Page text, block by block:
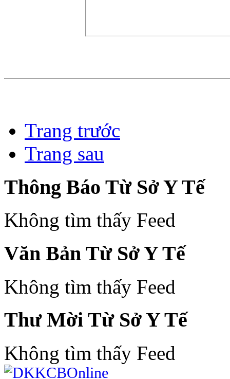
Trang trước
Trang sau
Thông Báo Từ Sở Y Tế
Không tìm thấy Feed
Văn Bản Từ Sở Y Tế
Không tìm thấy Feed
Thư Mời Từ Sở Y Tế
Không tìm thấy Feed